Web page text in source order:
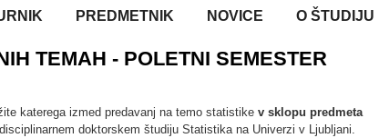
PREDMETNIK NOVICE O ŠTUDIJU
TEMAH - POLETNI SEMESTER
katerega izmed predavanj na temo statistike v sklopu predmeta
doktorskem študiju Statistika na Univerzi v Ljubljani.